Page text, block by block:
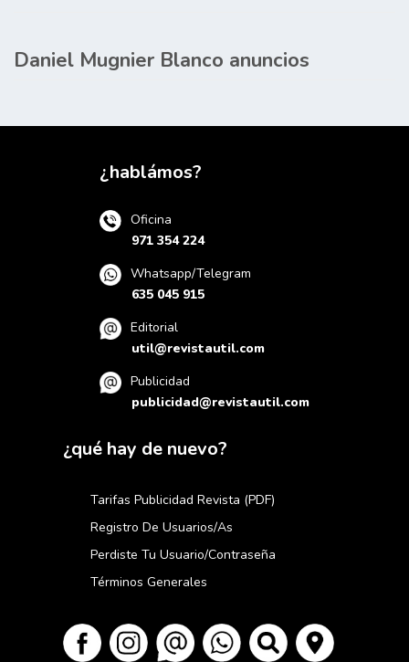
Daniel Mugnier Blanco anuncios
¿hablámos?
Oficina
971 354 224
Whatsapp/Telegram
635 045 915
Editorial
util@revistautil.com
Publicidad
publicidad@revistautil.com
¿qué hay de nuevo?
Tarifas Publicidad Revista (PDF)
Registro De Usuarios/as
Perdiste Tu Usuario/contraseña
Términos Generales